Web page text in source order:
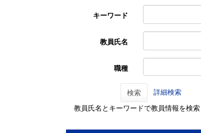
キーワード
教員氏名
職種
検索 詳細検索
教員氏名とキーワードで教員情報を検索